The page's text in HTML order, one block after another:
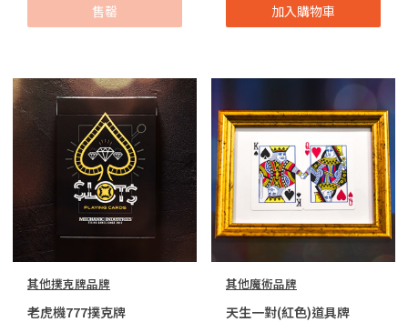
售罄 加入購物車
其他撲克牌品牌
老虎機777撲克牌
其他魔術品牌
天生一對(紅色)道具牌